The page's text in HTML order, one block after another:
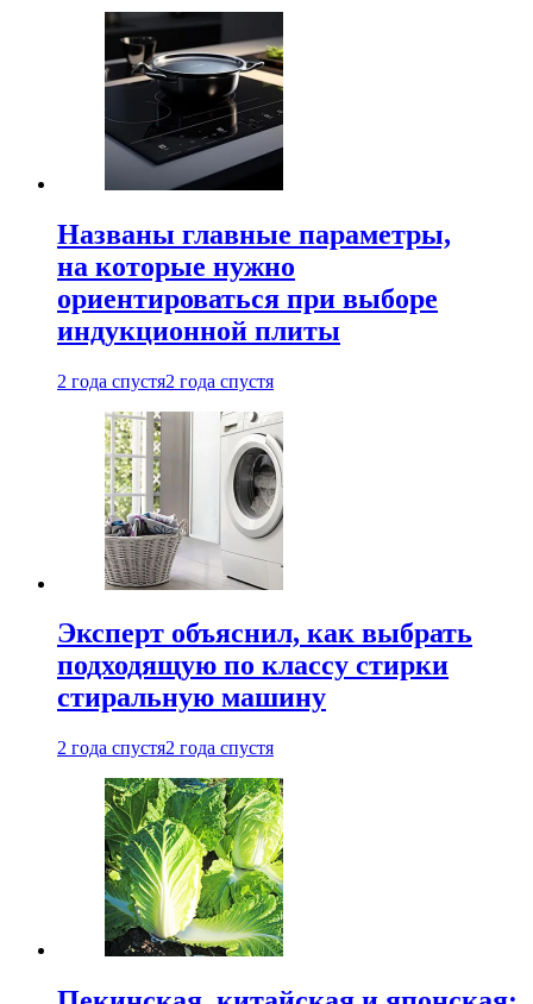
Названы главные параметры,
на которые нужно
ориентироваться при выборе
индукционной плиты
2 года спустя2 года спустя
Эксперт объяснил, как выбрать
подходящую по классу стирки
стиральную машину
2 года спустя2 года спустя